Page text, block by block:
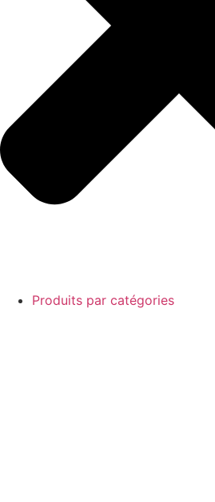
Produits par catégories